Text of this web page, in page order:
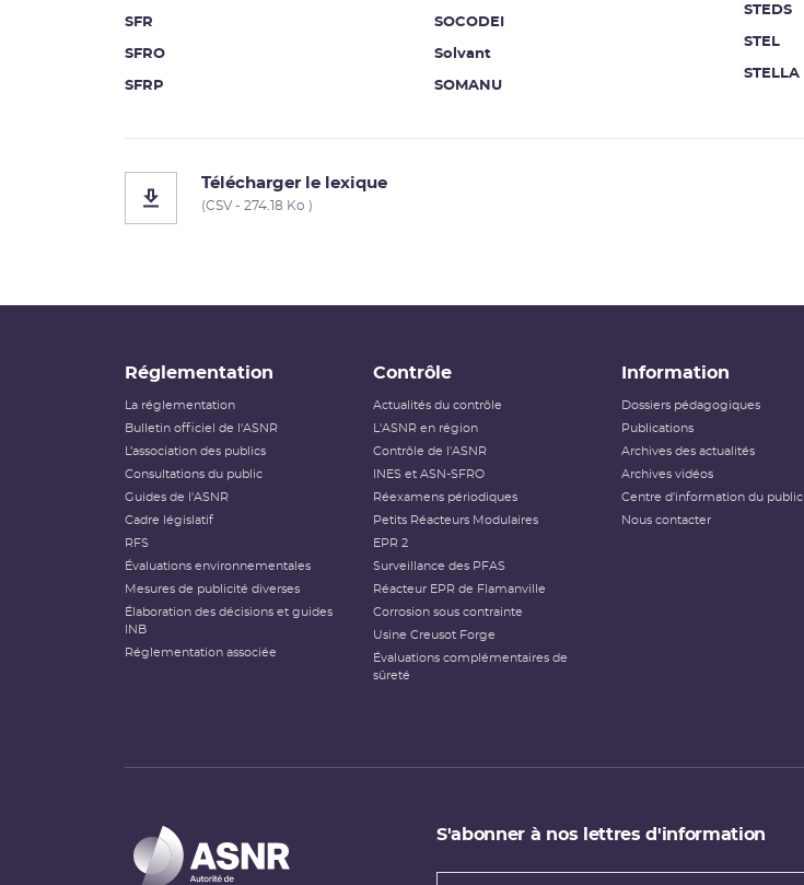
SFR
SFRO
SFRP
SOCODEI
Solvant
SOMANU
STEDS
STEL
STELLA
Télécharger le lexique
(CSV - 274.18 Ko )
Réglementation
La réglementation
Bulletin officiel de l'ASNR
L’association des publics
Consultations du public
Guides de l'ASNR
Cadre législatif
RFS
Évaluations environnementales
Mesures de publicité diverses
Élaboration des décisions et guides
INB
Réglementation associée
Contrôle
Actualités du contrôle
L'ASNR en région
Contrôle de l'ASNR
INES et ASN-SFRO
Réexamens périodiques
Petits Réacteurs Modulaires
EPR 2
Surveillance des PFAS
Réacteur EPR de Flamanville
Corrosion sous contrainte
Usine Creusot Forge
Évaluations complémentaires de
sûreté
Information
Dossiers pédagogiques
Publications
Archives des actualités
Archives vidéos
Centre d'information du public
Nous contacter
S'abonner à nos lettres d'information
Types de